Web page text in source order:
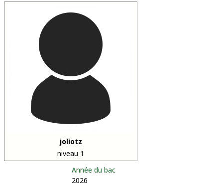
joliotz
niveau 1
Année du bac
2026